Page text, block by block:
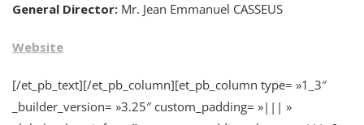
General Director: Mr. Jean Emmanuel CASSEUS
Website
[/et_pb_text][/et_pb_column][et_pb_column type= »1_3″
_builder_version= »3.25″ custom_padding= »||| »